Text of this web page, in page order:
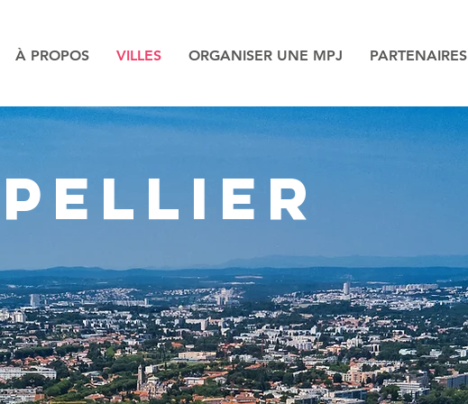
À PROPOS VILLES ORGANISER UNE MPJ PARTENAIRES